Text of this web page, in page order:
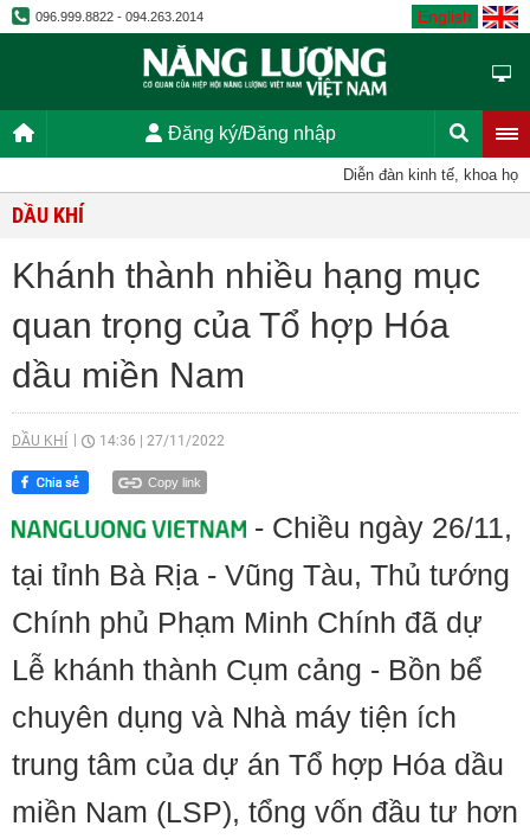
096.999.8822 - 094.263.2014 English
Đăng ký/Đăng nhập
Diễn đàn kinh tế, khoa học,
DẦU KHÍ
Khánh thành nhiều hạng mục
quan trọng của Tổ hợp Hóa
dầu miền Nam
DẦU KHÍ 14:36 27/11/2022
Copy link
- Chiều ngày 26/11,
tại tỉnh Bà Rịa - Vũng Tàu, Thủ tướng
Chính phủ Phạm Minh Chính đã dự
Lễ khánh thành Cụm cảng - Bồn bể
chuyên dụng và Nhà máy tiện ích
trung tâm của dự án Tổ hợp Hóa dầu
miền Nam (LSP), tổng vốn đầu tư hơn